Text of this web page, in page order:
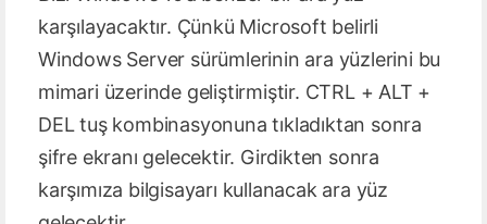
karşılayacaktır. Çünkü Microsoft belirli
Windows Server sürümlerinin ara yüzlerini bu
mimari üzerinde geliştirmiştir. CTRL + ALT +
DEL tuş kombinasyonuna tıkladıktan sonra
şifre ekranı gelecektir. Girdikten sonra
karşımıza bilgisayarı kullanacak ara yüz